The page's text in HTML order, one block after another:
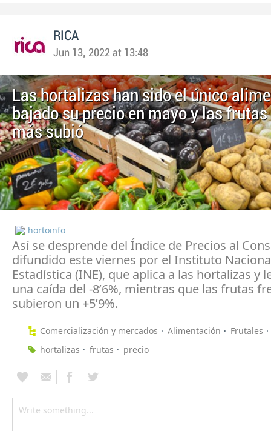
RICA
Jun 13, 2022 at 13:48
Las hortalizas han sido el único
bajado su precio en mayo y las frutas
más subió
hortoinfo
Así se desprende del Índice de Precios al
difundido este viernes por el Instituto
Estadística (INE), que aplica a las hortalizas y
una caída del -8’6%, mientras que las frutas
subieron un +5’9%.
Comercialización y mercados Alimentación
Frutales
hortalizas
frutas precio